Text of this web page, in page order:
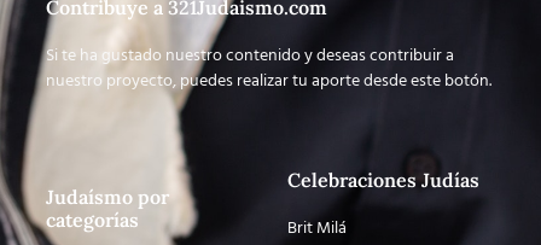
Contribuye a 321Judaismo.com
Si te ha gustado nuestro contenido y deseas contribuir a
nuestro proyecto, puedes realizar tu aporte desde este botón.
Judaísmo por
categorías
Celebraciones Judías
Brit Milá